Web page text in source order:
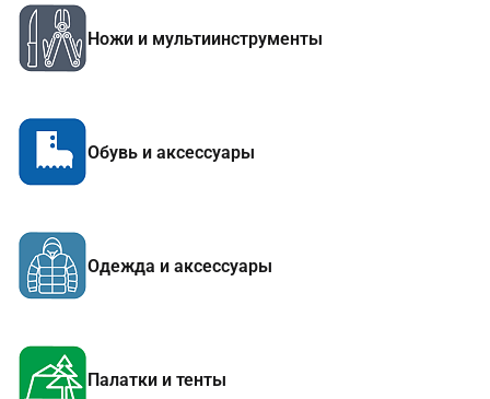
Ножи и мультиинструменты
Обувь и аксессуары
Одежда и аксессуары
Палатки и тенты